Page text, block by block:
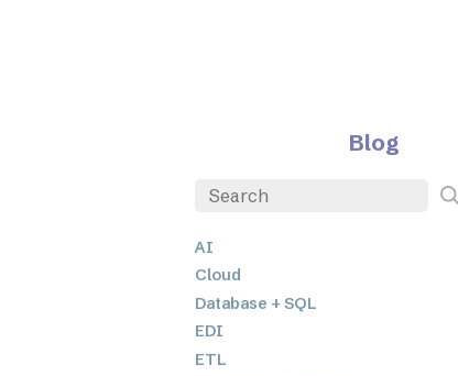
Blog
AI
Cloud
Database + SQL
EDI
ETL